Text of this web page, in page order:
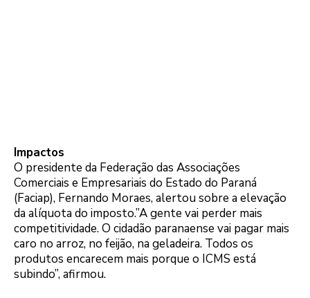
Impactos
O presidente da Federação das Associações
Comerciais e Empresariais do Estado do Paraná
(Faciap), Fernando Moraes, alertou sobre a elevação
da alíquota do imposto.”A gente vai perder mais
competitividade. O cidadão paranaense vai pagar mais
caro no arroz, no feijão, na geladeira. Todos os
produtos encarecem mais porque o ICMS está
subindo”, afirmou.